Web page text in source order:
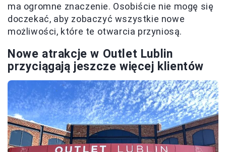
ma ogromne znaczenie. Osobiście nie mogę się
doczekać, aby zobaczyć wszystkie nowe
możliwości, które te otwarcia przyniosą.
Nowe atrakcje w Outlet Lublin
przyciągają jeszcze więcej klientów